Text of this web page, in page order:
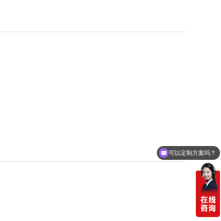
可以定制方案吗？